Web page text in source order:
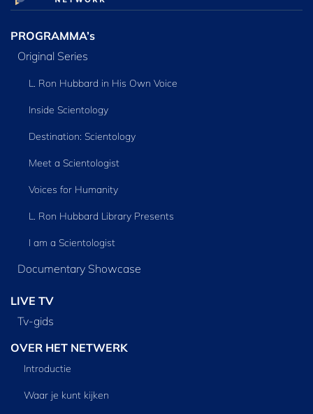
PROGRAMMA’s
Original Series
L. Ron Hubbard in His Own Voice
Inside Scientology
Destination: Scientology
Meet a Scientologist
Voices for Humanity
L. Ron Hubbard Library Presents
I am a Scientologist
Documentary Showcase
LIVE TV
Tv‑gids
OVER HET NETWERK
Introductie
Waar je kunt kijken